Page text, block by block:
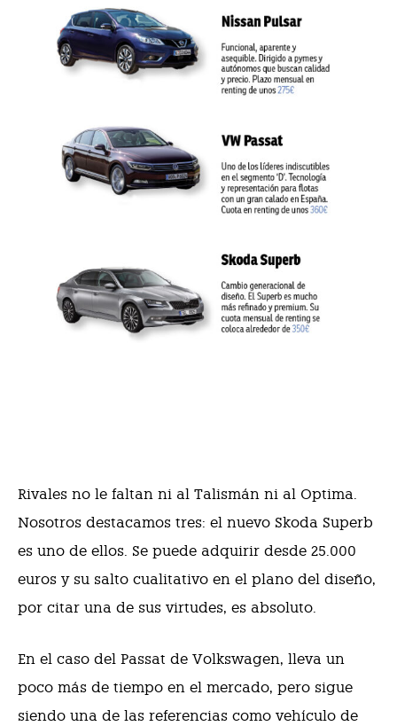
Rivales no le faltan ni al Talismán ni al Optima.
Nosotros destacamos tres: el nuevo Skoda Superb
es uno de ellos. Se puede adquirir desde 25.000
euros y su salto cualitativo en el plano del diseño,
por citar una de sus virtudes, es absoluto.
En el caso del Passat de Volkswagen, lleva un
poco más de tiempo en el mercado, pero sigue
siendo una de las referencias como vehículo de